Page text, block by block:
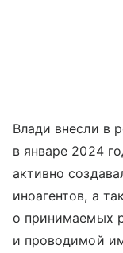
Влади внесли в
в январе 2024
активно
иноагентов, а
о принимаемых
и проводимой